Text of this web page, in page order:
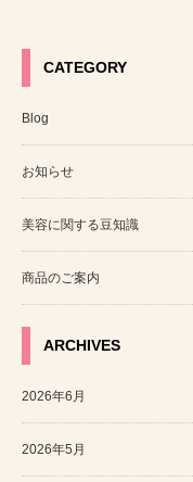
CATEGORY
Blog
お知らせ
美容に関する豆知識
商品のご案内
ARCHIVES
2026年6月
2026年5月